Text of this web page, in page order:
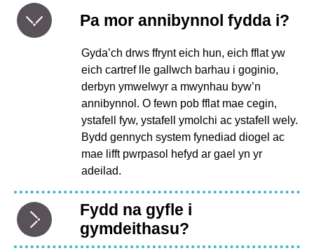
Pa mor annibynnol fydda i?
Gyda’ch drws ffrynt eich hun, eich fflat yw
eich cartref lle gallwch barhau i goginio,
derbyn ymwelwyr a mwynhau byw’n
annibynnol. O fewn pob fflat mae cegin,
ystafell fyw, ystafell ymolchi ac ystafell wely.
Bydd gennych system fynediad diogel ac
mae lifft pwrpasol hefyd ar gael yn yr
adeilad.
Fydd na gyfle i
gymdeithasu?